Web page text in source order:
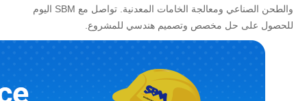
والطحن الصناعي ومعالجة الخامات المعدنية. تواصل مع SBM اليوم
للحصول على حل مخصص وتصميم هندسي للمشروع.